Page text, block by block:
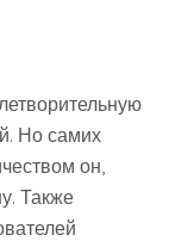
Но самих
он,
Также